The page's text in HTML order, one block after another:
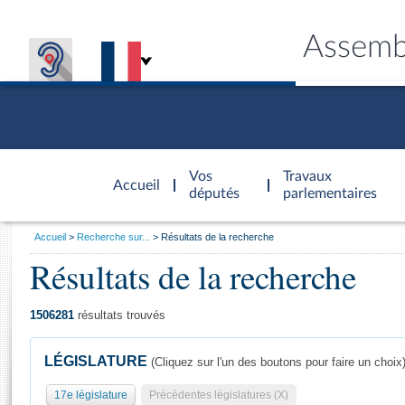
Accueil
d'accueil
Vos
députés
Travaux
parlementaires
Général
Vous
Accueil Recherche sur... Résultats de la recherche
Résultats de la recherche
1506281 résultats trouvés
LÉGISLATURE (Cliquez sur l'un des boutons pour faire un choix)
17e législature Précédentes législatures (X)